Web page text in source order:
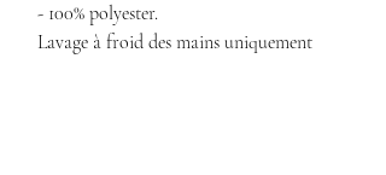
- 100% polyester.
Lavage à froid des mains uniquement